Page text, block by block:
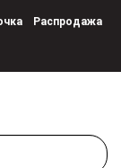
Распродажа